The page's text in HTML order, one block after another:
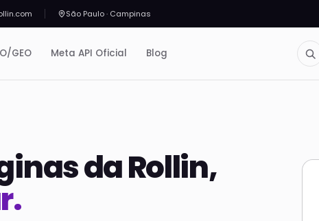
São Paulo · Campinas
GEO Meta API Oficial Blog
da Rollin,